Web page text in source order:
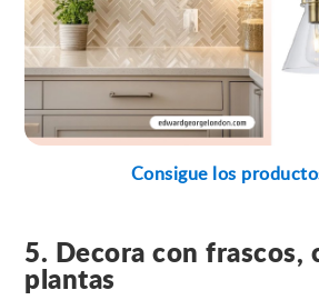
Consigue los
5. Decora con frascos,
plantas